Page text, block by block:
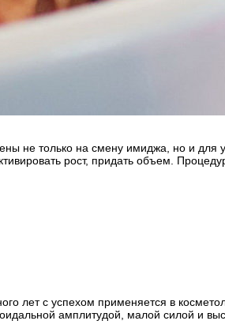
не только на смену имиджа, но и для
рост, придать объем.
лет с успехом применяется в
амплитудой, малой силой и